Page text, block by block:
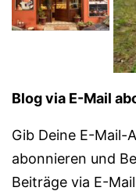
Blog via E-Mail
Gib Deine E-Mail-
abonnieren und
Beiträge via E-